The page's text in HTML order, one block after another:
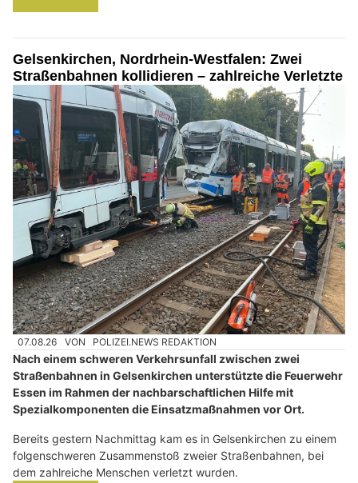
Gelsenkirchen, Nordrhein-Westfalen: Zwei
Straßenbahnen kollidieren – zahlreiche Verletzte
07.08.26 VON POLIZEI.NEWS REDAKTION
Nach einem schweren Verkehrsunfall zwischen zwei
Straßenbahnen in Gelsenkirchen unterstützte die Feuerwehr
Essen im Rahmen der nachbarschaftlichen Hilfe mit
Spezialkomponenten die Einsatzmaßnahmen vor Ort.
Bereits gestern Nachmittag kam es in Gelsenkirchen zu einem
folgenschweren Zusammenstoß zweier Straßenbahnen, bei
dem zahlreiche Menschen verletzt wurden.